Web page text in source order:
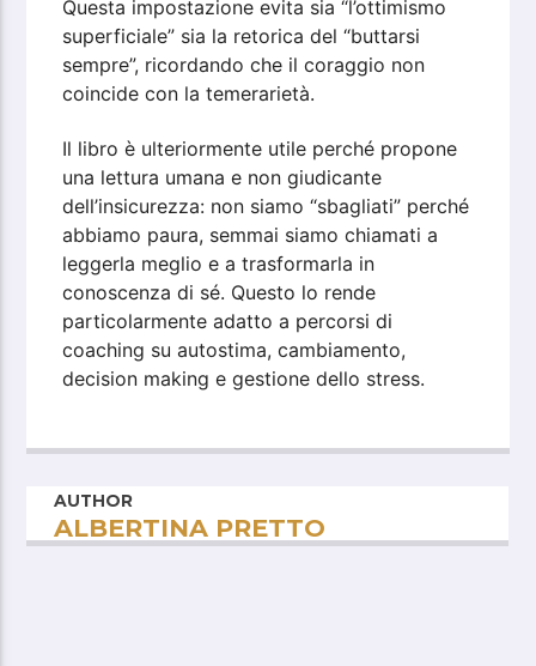
Questa impostazione evita sia “l’ottimismo
superficiale” sia la retorica del “buttarsi
sempre”, ricordando che il coraggio non
coincide con la temerarietà.
Il libro è ulteriormente utile perché propone
una lettura umana e non giudicante
dell’insicurezza: non siamo “sbagliati” perché
abbiamo paura, semmai siamo chiamati a
leggerla meglio e a trasformarla in
conoscenza di sé. Questo lo rende
particolarmente adatto a percorsi di
coaching su autostima, cambiamento,
decision making e gestione dello stress.
AUTHOR
ALBERTINA PRETTO